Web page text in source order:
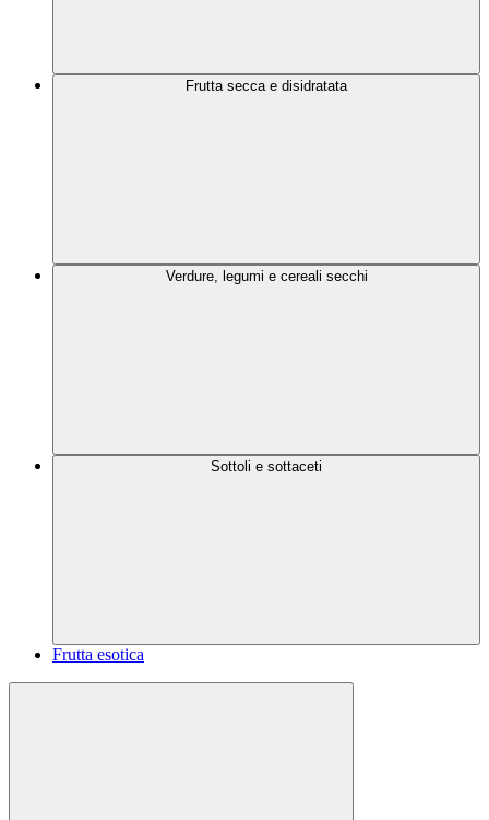
Frutta secca e disidratata
Verdure, legumi e cereali secchi
Sottoli e sottaceti
Frutta esotica